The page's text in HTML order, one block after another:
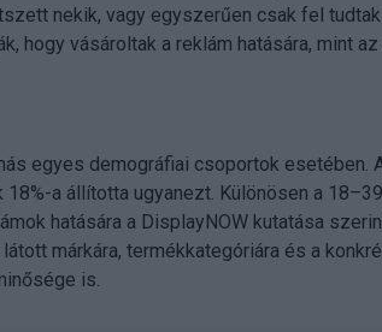
nekik, vagy egyszerűen csak fel
hogy vásároltak a reklám hatására, mint az
egyes demográfiai csoportok esetében.
a állította ugyanezt. Különösen a
hatására a DisplayNOW kutatása
márkára, termékkategóriára és a
is.